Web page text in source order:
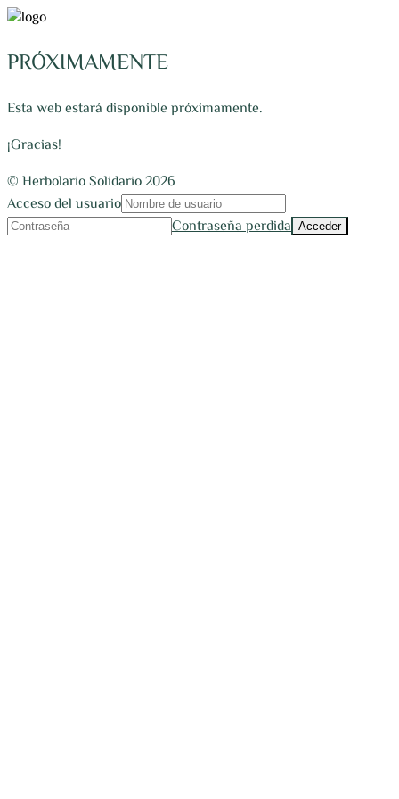
PRÓXIMAMENTE
Esta web estará disponible próximamente.
¡Gracias!
© Herbolario Solidario 2026
Acceso del usuario
Contraseña perdida